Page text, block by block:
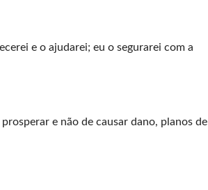
e o ajudarei; eu o segurarei com a
e não de causar dano, planos de